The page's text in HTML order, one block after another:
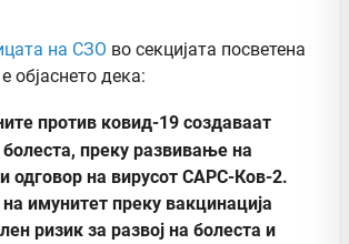
на СЗО во секцијата посветена
објаснето дека:
против ковид-19 создаваат
преку развивање на
одговор на вирусот САРС-Ков-2.
имунитет преку вакцинација
ризик за развој на болеста и